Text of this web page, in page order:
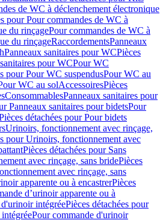
de WC à déclenchement électronique
pour Pour commandes de WC à
du rinçagePour commandes de WC à
du rinçageRaccordementsPanneaux
Panneaux sanitaires pour WCPièces
pour WCPour WC
pour Pour WC suspendusPour WC au
WC au solAccessoiresPièces
ConsommablesPanneaux sanitaires pour
Panneaux sanitaires pour bidetsPour
détachées pour Pour bidets
Urinoirs, fonctionnement avec rinçage,
pour Urinoirs, fonctionnement avec
Pièces détachées pour Sans
avec rinçage, sans bridePièces
avec rinçage, sans
apparente ou à encastrerPièces
d’urinoir apparente ou à
intégréePièces détachées pour
Pour commande d'urinoir